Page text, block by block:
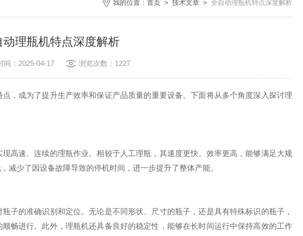
我的位置： 首页 > 技术文章 > 全自动理瓶机特点深度解析
动理瓶机特点深度解析
间：2025-04-17 浏览次数：1227
，成为了提升生产效率和保证产品质量的重要设备。下面将从多个角度深入探讨理
速、连续的理瓶作业。相较于人工理瓶，其速度更快、效率更高，能够满足大规
减少了因设备故障导致的停机时间，进一步提升了整体产能。
的准确识别和定位。无论是不同形状、尺寸的瓶子，还是具有特殊标识的瓶子，
畅进行。此外，理瓶机还具备良好的稳定性，能够在长时间运行中保持高效的工作